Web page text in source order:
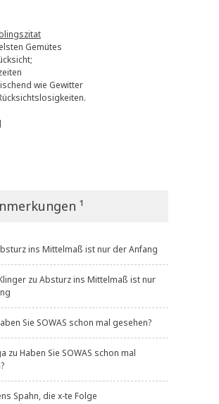
Gemütes
wie Gewitter
¹
ins Mittelmaß ist nur der Anfang
zu Absturz ins Mittelmaß ist nur
Sie SOWAS schon mal gesehen?
zu Haben Sie SOWAS schon mal
Spahn, die x-te Folge